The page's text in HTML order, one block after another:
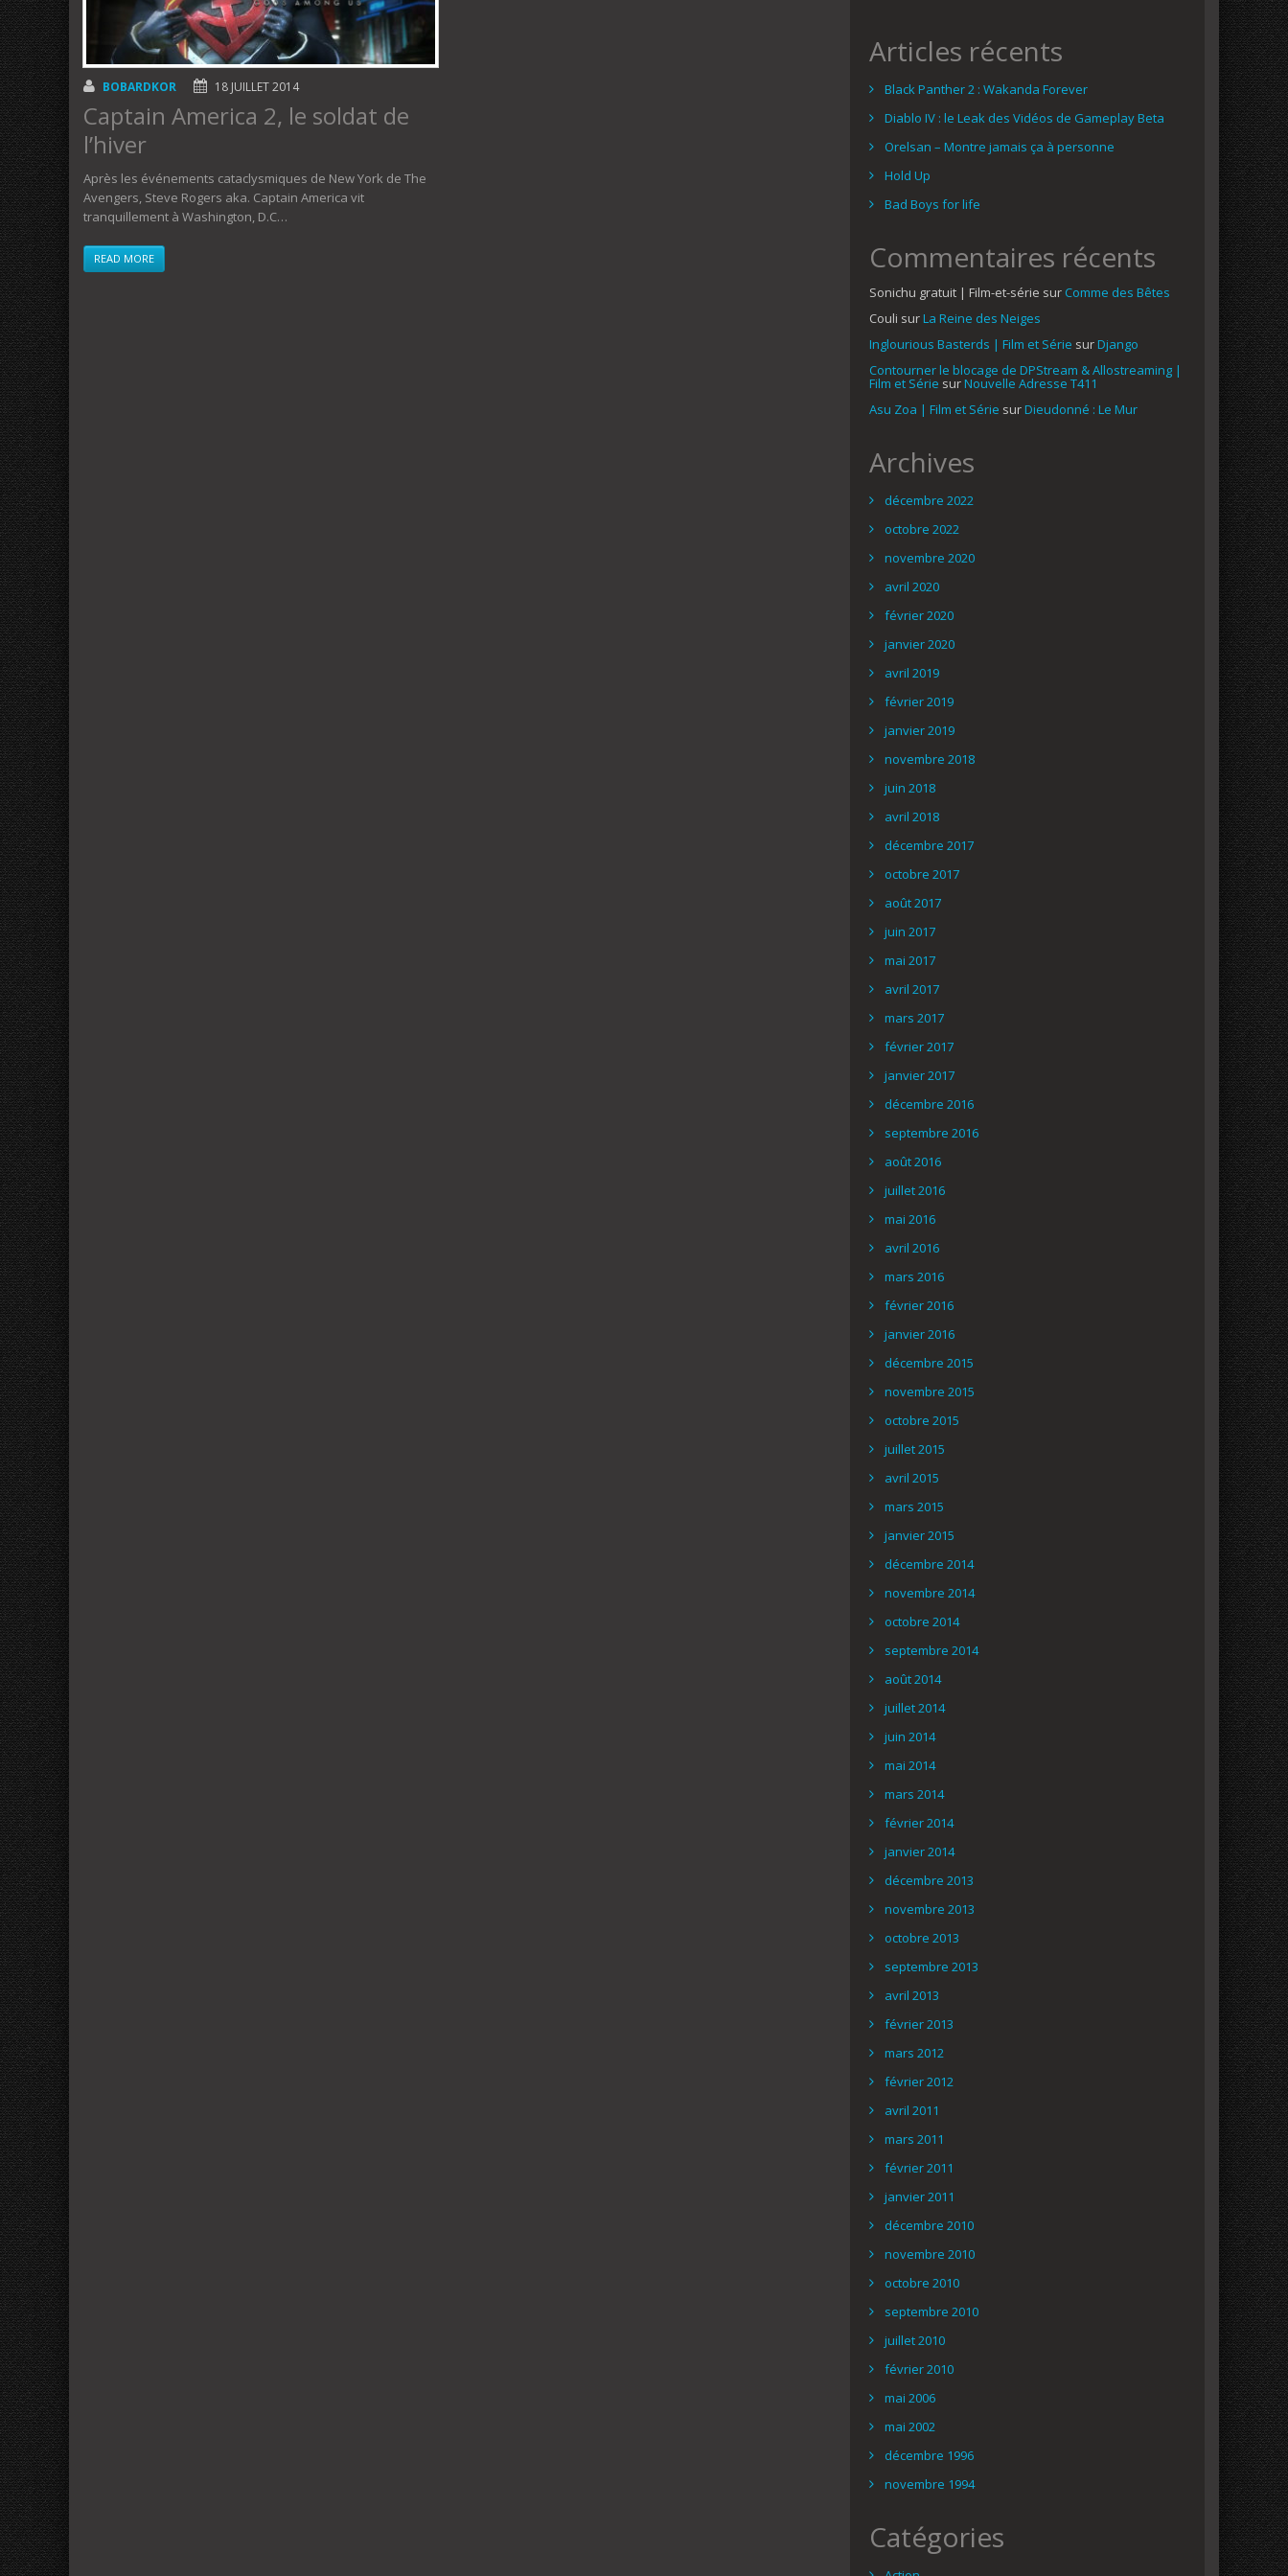
BOBARDKOR 18 JUILLET 2014
Captain America 2, le soldat de
l’hiver
Après les événements cataclysmiques de New York de The
Avengers, Steve Rogers aka. Captain America vit
tranquillement à Washington, D.C…
READ MORE
Articles récents
Black Panther 2 : Wakanda Forever
Diablo IV : le Leak des Vidéos de Gameplay Beta
Orelsan – Montre jamais ça à personne
Hold Up
Bad Boys for life
Commentaires récents
Sonichu gratuit | Film-et-série sur Comme des Bêtes
Couli surLa Reine des Neiges
Inglourious Basterds | Film et Série surDjango
Contourner le blocage de DPStream & Allostreaming |
Film et Série surNouvelle Adresse T411
Asu Zoa | Film et Série surDieudonné : Le Mur
Archives
décembre 2022
octobre 2022
novembre 2020
avril 2020
février 2020
janvier 2020
avril 2019
février 2019
janvier 2019
novembre 2018
juin 2018
avril 2018
décembre 2017
octobre 2017
août 2017
juin 2017
mai 2017
avril 2017
mars 2017
février 2017
janvier 2017
décembre 2016
septembre 2016
août 2016
juillet 2016
mai 2016
avril 2016
mars 2016
février 2016
janvier 2016
décembre 2015
novembre 2015
octobre 2015
juillet 2015
avril 2015
mars 2015
janvier 2015
décembre 2014
novembre 2014
octobre 2014
septembre 2014
août 2014
juillet 2014
juin 2014
mai 2014
mars 2014
février 2014
janvier 2014
décembre 2013
novembre 2013
octobre 2013
septembre 2013
avril 2013
février 2013
mars 2012
février 2012
avril 2011
mars 2011
février 2011
janvier 2011
décembre 2010
novembre 2010
octobre 2010
septembre 2010
juillet 2010
février 2010
mai 2006
mai 2002
décembre 1996
novembre 1994
Catégories